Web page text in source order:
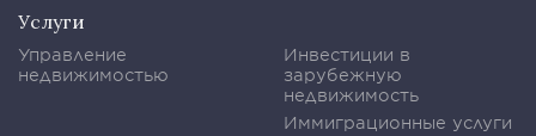
Услуги
Управление
недвижимостью
Инвестиции в
зарубежную
недвижимость
Иммиграционные услуги